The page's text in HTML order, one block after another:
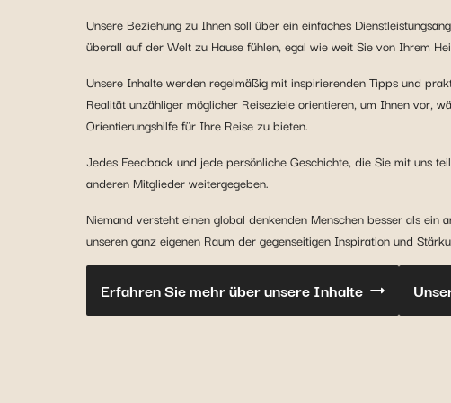
Unsere Beziehung zu Ihnen soll über ein einfaches
überall auf der Welt zu Hause fühlen, egal wie weit Sie von Ihrem
Unsere Inhalte werden regelmäßig mit inspirierenden Tipps und
Realität unzähliger möglicher Reiseziele orientieren, um Ihnen vor,
Orientierungshilfe für Ihre Reise zu bieten.
Jedes Feedback und jede persönliche Geschichte, die Sie mit uns
anderen Mitglieder weitergegeben.
Niemand versteht einen global denkenden Menschen besser als ein
unseren ganz eigenen Raum der gegenseitigen Inspiration und
Erfahren Sie mehr über unsere Inhalte